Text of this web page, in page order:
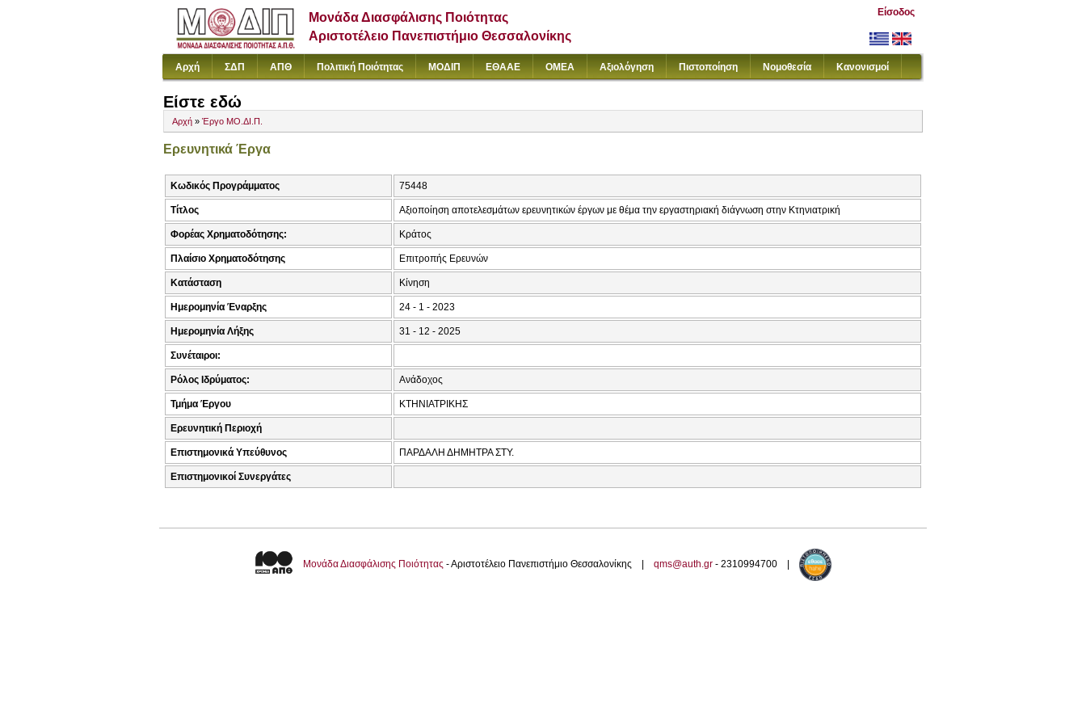
Μονάδα Διασφάλισης Ποιότητας
Αριστοτέλειο Πανεπιστήμιο Θεσσαλονίκης
Είσοδος
Αρχή ΣΔΠ ΑΠΘ Πολιτική Ποιότητας ΜΟΔΙΠ ΕΘΑΑΕ ΟΜΕΑ Αξιολόγηση Πιστοποίηση Νομοθεσία Κανονισμοί
Είστε εδώ
Αρχή » Έργο ΜΟ.ΔΙ.Π.
Ερευνητικά Έργα
Κωδικός Προγράμματος 75448
Τίτλος Αξιοποίηση αποτελεσμάτων ερευνητικών έργων με θέμα την εργαστηριακή διάγνωση στην Κτηνιατρική
Φορέας Χρηματοδότησης: Κράτος
Πλαίσιο Χρηματοδότησης Επιτροπής Ερευνών
Κατάσταση Κίνηση
Ημερομηνία Έναρξης 24 - 1 - 2023
Ημερομηνία Λήξης 31 - 12 - 2025
Συνέταιροι:
Ρόλος Ιδρύματος: Ανάδοχος
Τμήμα Έργου ΚΤΗΝΙΑΤΡΙΚΗΣ
Ερευνητική Περιοχή
Επιστημονικά Υπεύθυνος ΠΑΡΔΑΛΗ ΔΗΜΗΤΡΑ ΣΤΥ.
Επιστημονικοί Συνεργάτες
Μονάδα Διασφάλισης Ποιότητας - Αριστοτέλειο Πανεπιστήμιο Θεσσαλονίκης | qms@auth.gr - 2310994700 |